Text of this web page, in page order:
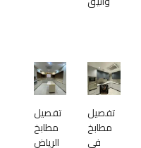
تفصيل
مطابخ
في
تفصيل
مطابخ
الرياض